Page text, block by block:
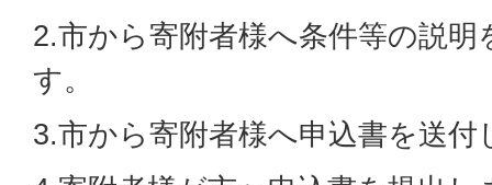
2.市から寄附者様へ条件等の説
す。
3.市から寄附者様へ申込書を送付